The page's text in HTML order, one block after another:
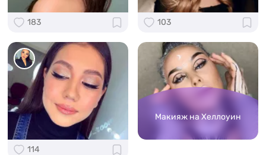
183 103
114
Макияж на Хеллоуин